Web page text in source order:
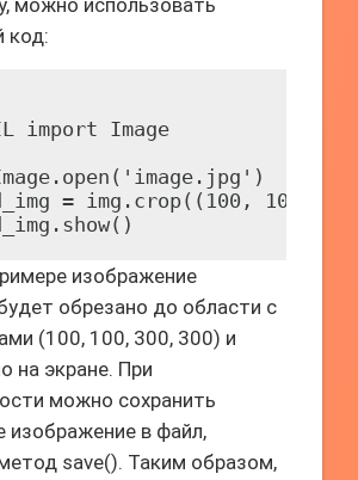
можно использовать
код:
import Image
= img.crop((100, 100,
изображение
будет обрезано до области с
(100, 100, 300, 300) и
на экране. При
можно сохранить
изображение в файл,
save(). Таким образом,